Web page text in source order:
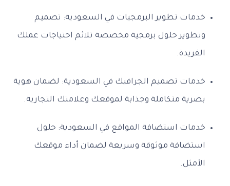
خدمات تطوير البرمجيات في السعودية: تصميم
وتطوير حلول برمجية مخصصة تلائم احتياجات عملك
الفريدة.
خدمات تصميم الجرافيك في السعودية: لضمان هوية
بصرية متكاملة وجذابة لموقعك وعلامتك التجارية.
خدمات استضافة المواقع في السعودية: حلول
استضافة موثوقة وسريعة لضمان أداء موقعك
الأمثل.